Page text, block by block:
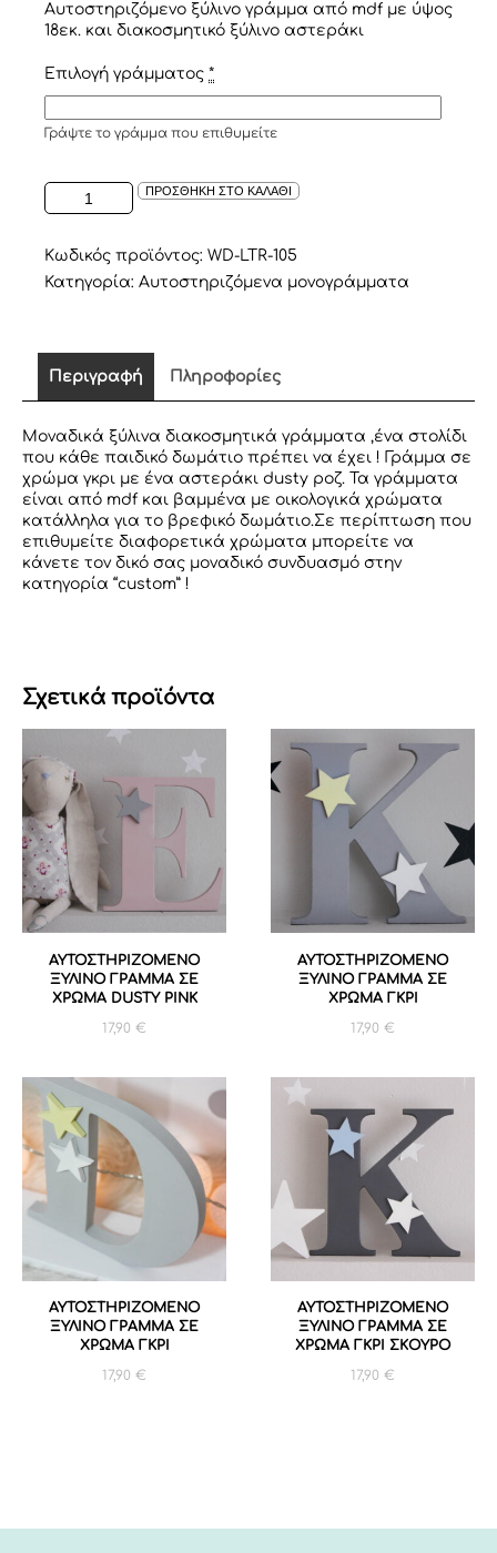
Αυτοστηριζόμενο ξύλινο γράμμα από mdf με ύψος
18εκ. και διακοσμητικό ξύλινο αστεράκι
Επιλογή γράμματος *
Γράψτε το γράμμα που επιθυμείτε
ΑΥΤΟΣΤΗΡΙΖΟΜΕΝΟ
ΞΥΛΙΝΟ
ΣΕ
ΧΡΩΜΑ
ΠΡΟΣΘΗΚΗ ΣΤΟ ΚΑΛΑΘΙ
Κωδικός προϊόντος: WD-LTR-105
Κατηγορία: Αυτοστηριζόμενα μονογράμματα
Περιγραφή Πληροφορίες
Μοναδικά ξύλινα διακοσμητικά γράμματα ,ένα στολίδι
που κάθε παιδικό δωμάτιο πρέπει να έχει ! Γράμμα σε
χρώμα γκρι με ένα αστεράκι dusty ροζ. Τα γράμματα
είναι από mdf και βαμμένα με οικολογικά χρώματα
κατάλληλα για το βρεφικό δωμάτιο.Σε περίπτωση που
επιθυμείτε διαφορετικά χρώματα μπορείτε να
κάνετε τον δικό σας μοναδικό συνδυασμό στην
κατηγορία “custom” !
Σχετικά προϊόντα
ΑΥΤΟΣΤΗΡΙΖΟΜΕΝΟ
ΞΥΛΙΝΟ ΓΡΑΜΜΑ ΣΕ
ΧΡΩΜΑ DUSTY PINK
17,90 €
ΑΥΤΟΣΤΗΡΙΖΟΜΕΝΟ
ΞΥΛΙΝΟ ΓΡΑΜΜΑ ΣΕ
ΧΡΩΜΑ ΓΚΡΙ
17,90 €
ΑΥΤΟΣΤΗΡΙΖΟΜΕΝΟ
ΞΥΛΙΝΟ ΓΡΑΜΜΑ ΣΕ
ΧΡΩΜΑ ΓΚΡΙ
17,90 €
ΑΥΤΟΣΤΗΡΙΖΟΜΕΝΟ
ΞΥΛΙΝΟ ΓΡΑΜΜΑ ΣΕ
ΧΡΩΜΑ ΓΚΡΙ ΣΚΟΥΡΟ
17,90 €